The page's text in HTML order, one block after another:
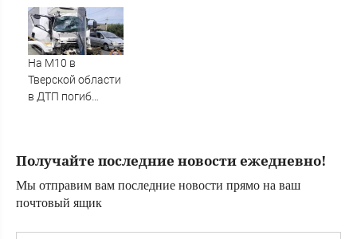
за завалившейся
фуры
На М10 в
Тверской области
в ДТП погиб
городов Тверской
Afanasy.biz –
Тверские новости.
Новости Твери.
Получайте последние новости ежедневно!
Мы отправим вам последние новости прямо на ваш
почтовый ящик